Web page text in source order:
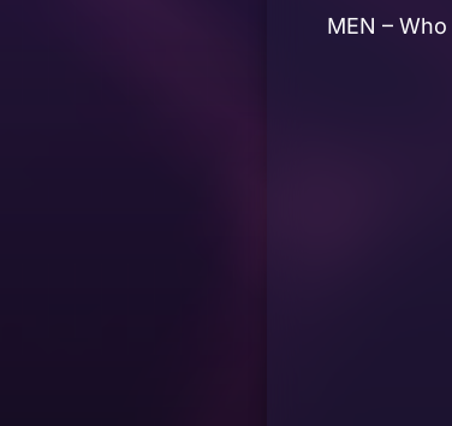
MEN –